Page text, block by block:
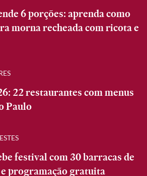
6 porções: aprenda como
morna recheada com ricota e
22 restaurantes com menus
Paulo
festival com 30 barracas de
programação gratuita